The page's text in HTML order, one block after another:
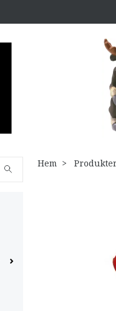
Hem Produkter